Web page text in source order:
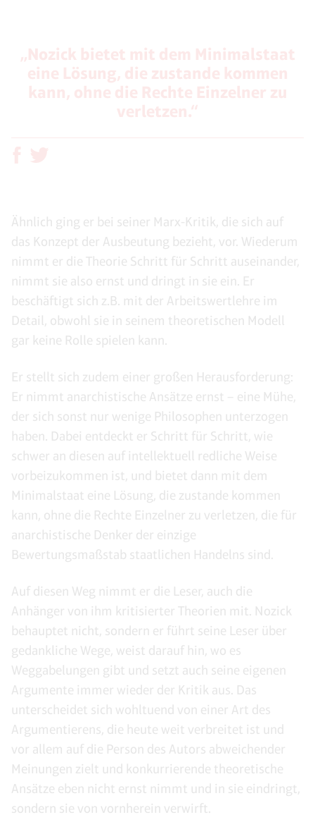
Ähnlich ging er bei seiner Marx-Kritik, die sich auf
das Konzept der Ausbeutung bezieht, vor. Wiederum
nimmt er die Theorie Schritt für Schritt auseinander,
nimmt sie also ernst und dringt in sie ein. Er
beschäftigt sich z.B. mit der Arbeitswertlehre im
Detail, obwohl sie in seinem theoretischen Modell
gar keine Rolle spielen kann.
Er stellt sich zudem einer großen Herausforderung:
Er nimmt anarchistische Ansätze ernst – eine Mühe,
der sich sonst nur wenige Philosophen unterzogen
haben. Dabei entdeckt er Schritt für Schritt, wie
schwer an diesen auf intellektuell redliche Weise
vorbeizukommen ist, und bietet dann mit dem
Minimalstaat eine Lösung, die zustande kommen
kann, ohne die Rechte Einzelner zu verletzen, die für
anarchistische Denker der einzige
Bewertungsmaßstab staatlichen Handelns sind.
Auf diesen Weg nimmt er die Leser, auch die
Anhänger von ihm kritisierter Theorien mit. Nozick
behauptet nicht, sondern er führt seine Leser über
gedankliche Wege, weist darauf hin, wo es
Weggabelungen gibt und setzt auch seine eigenen
Argumente immer wieder der Kritik aus. Das
unterscheidet sich wohltuend von einer Art des
Argumentierens, die heute weit verbreitet ist und
vor allem auf die Person des Autors abweichender
Meinungen zielt und konkurrierende theoretische
Ansätze eben nicht ernst nimmt und in sie eindringt,
sondern sie von vornherein verwirft.